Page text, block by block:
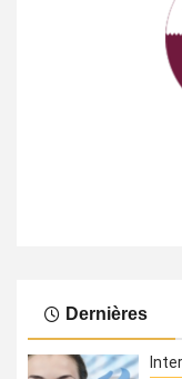
Dernières